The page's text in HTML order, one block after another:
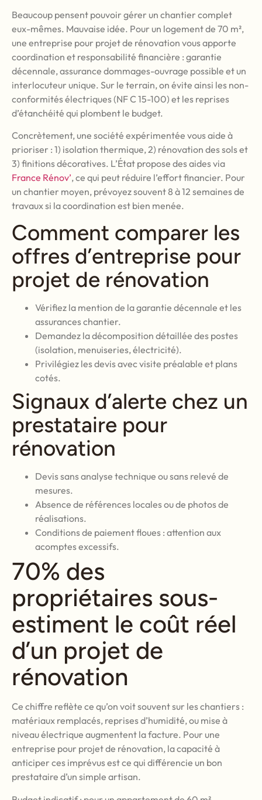
Beaucoup pensent pouvoir gérer un chantier complet
eux-mêmes. Mauvaise idée. Pour un logement de 70 m²,
une entreprise pour projet de rénovation vous apporte
coordination et responsabilité financière : garantie
décennale, assurance dommages-ouvrage possible et un
interlocuteur unique. Sur le terrain, on évite ainsi les non-
conformités électriques (NF C 15-100) et les reprises
d’étanchéité qui plombent le budget.
Concrètement, une société expérimentée vous aide à
prioriser : 1) isolation thermique, 2) rénovation des sols et
3) finitions décoratives. L’État propose des aides via
France Rénov’, ce qui peut réduire l’effort financier. Pour
un chantier moyen, prévoyez souvent 8 à 12 semaines de
travaux si la coordination est bien menée.
Comment comparer les
offres d’entreprise pour
projet de rénovation
Vérifiez la mention de la garantie décennale et les
assurances chantier.
Demandez la décomposition détaillée des postes
(isolation, menuiseries, électricité).
Privilégiez les devis avec visite préalable et plans
cotés.
Signaux d’alerte chez un
prestataire pour
rénovation
Devis sans analyse technique ou sans relevé de
mesures.
Absence de références locales ou de photos de
réalisations.
Conditions de paiement floues : attention aux
acomptes excessifs.
70% des
propriétaires sous-
estiment le coût réel
d’un projet de
rénovation
Ce chiffre reflète ce qu’on voit souvent sur les chantiers :
matériaux remplacés, reprises d’humidité, ou mise à
niveau électrique augmentent la facture. Pour une
entreprise pour projet de rénovation, la capacité à
anticiper ces imprévus est ce qui différencie un bon
prestataire d’un simple artisan.